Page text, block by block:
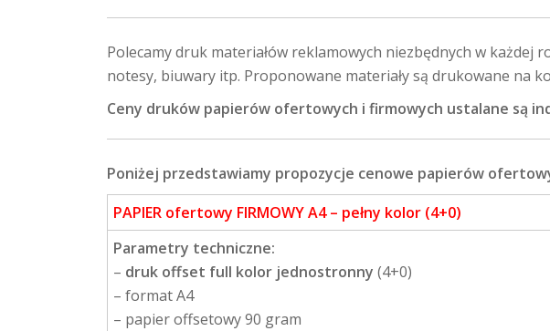
Polecamy druk materiałów reklamowych niezbędnych w
notesy, biuwary itp. Proponowane materiały są drukowane na
Ceny druków papierów ofertowych i firmowych ustalane są
Poniżej przedstawiamy propozycje cenowe papierów
PAPIER ofertowy FIRMOWY A4 – pełny kolor (4+0)
Parametry techniczne:
– druk offset full kolor jednostronny (4+0)
– format A4
– papier offsetowy 90 gram